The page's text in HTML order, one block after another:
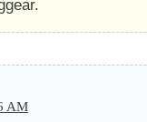
AM